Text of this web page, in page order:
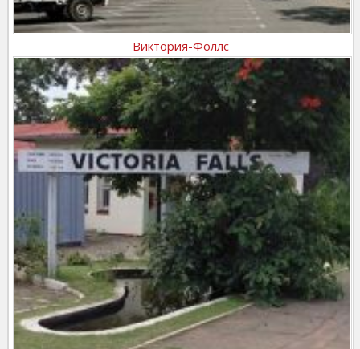
Виктория-Фоллс